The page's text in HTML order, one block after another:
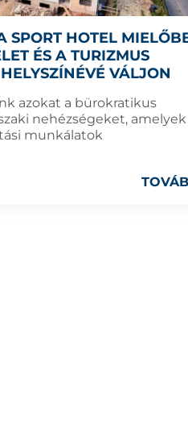
SPORT HOTEL
ÉS A TURIZMUS
VÁLJON
azokat a bürokratikus
nehézségeket, amelyek
munkálatok